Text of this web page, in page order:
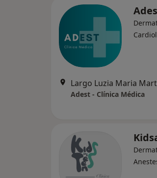
Adest - Clínica Médica